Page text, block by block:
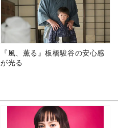
『風、薫る』板橋駿谷の安心感
が光る